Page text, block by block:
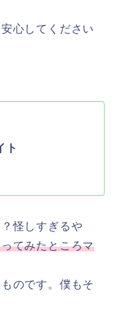
心してください
ト
怪しすぎるや
てみたところマ
のです。僕もそ